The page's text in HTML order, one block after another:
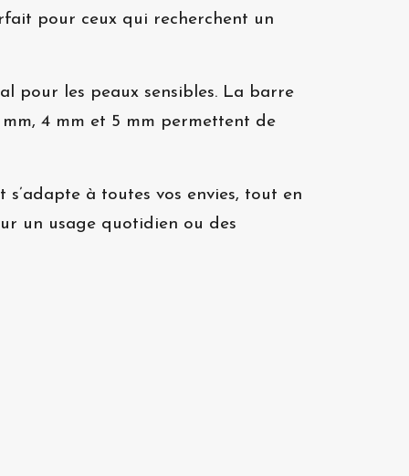
pour ceux qui recherchent un
pour les peaux sensibles. La barre
4 mm et 5 mm permettent de
à toutes vos envies, tout en
un usage quotidien ou des